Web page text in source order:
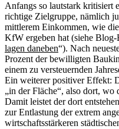
Anfangs so lautstark kritisiert
richtige Zielgruppe, nämlich
mittlerem Einkommen, wie
KfW ergeben hat (siehe Blog-
lagen daneben“). Nach
Prozent der bewilligten
einem zu versteuernden
Ein weiterer positiver Effekt:
„in der Fläche“, also dort, wo
Damit leistet der dort
zur Entlastung der extrem
wirtschaftsstärkeren